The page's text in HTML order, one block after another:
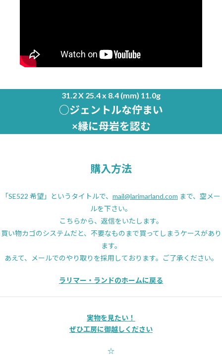
31.2 X 25.4 x 8.4 (mm) 11.0g
○ジェントルな佇まい
×縁に母岩を認む
購入方法
「SE522 希望」というタイトルで、 mail@larimarland.com まで、空メー
ルを下さい。
こちらから、返信をいたします。
買い物カゴのシステムだと、不要なものまで買ってしまうケースがあり
ます。
あえて、メールでのやり取りを採用しております。ご了承ください。
ラリマー・ランドのホームに戻る
実物を見たい！
ぜひ工房に御越しください
☆